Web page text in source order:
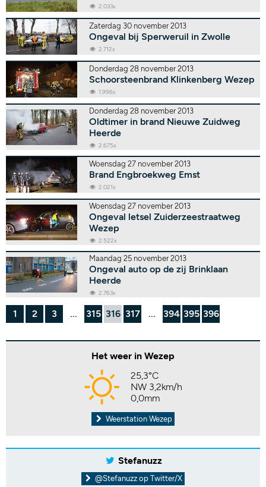
2.033x
Zaterdag 30 november 2013
Ongeval bij Sperweruil in Zwolle
2.712x
Donderdag 28 november 2013
Schoorsteenbrand Klinkenberg Wezep
1.996x
Donderdag 28 november 2013
Oldtimer in brand Nieuwe Zuidweg
Heerde
2.675x
Woensdag 27 november 2013
Brand Engbroekweg Emst
2.021x
Woensdag 27 november 2013
Ongeval letsel Zuiderzeestraatweg
Wezep
2.522x
Maandag 25 november 2013
Ongeval auto op de zij Brinklaan
Heerde
2.763x
1 2 3 ... 315 316 317 ... 394 395 396
Het weer in Wezep
25,3°C
NW 3,2km/h
0,0mm
Weerstation Wezep
Stefanuzz
@Stefanuzz op Twitter/X